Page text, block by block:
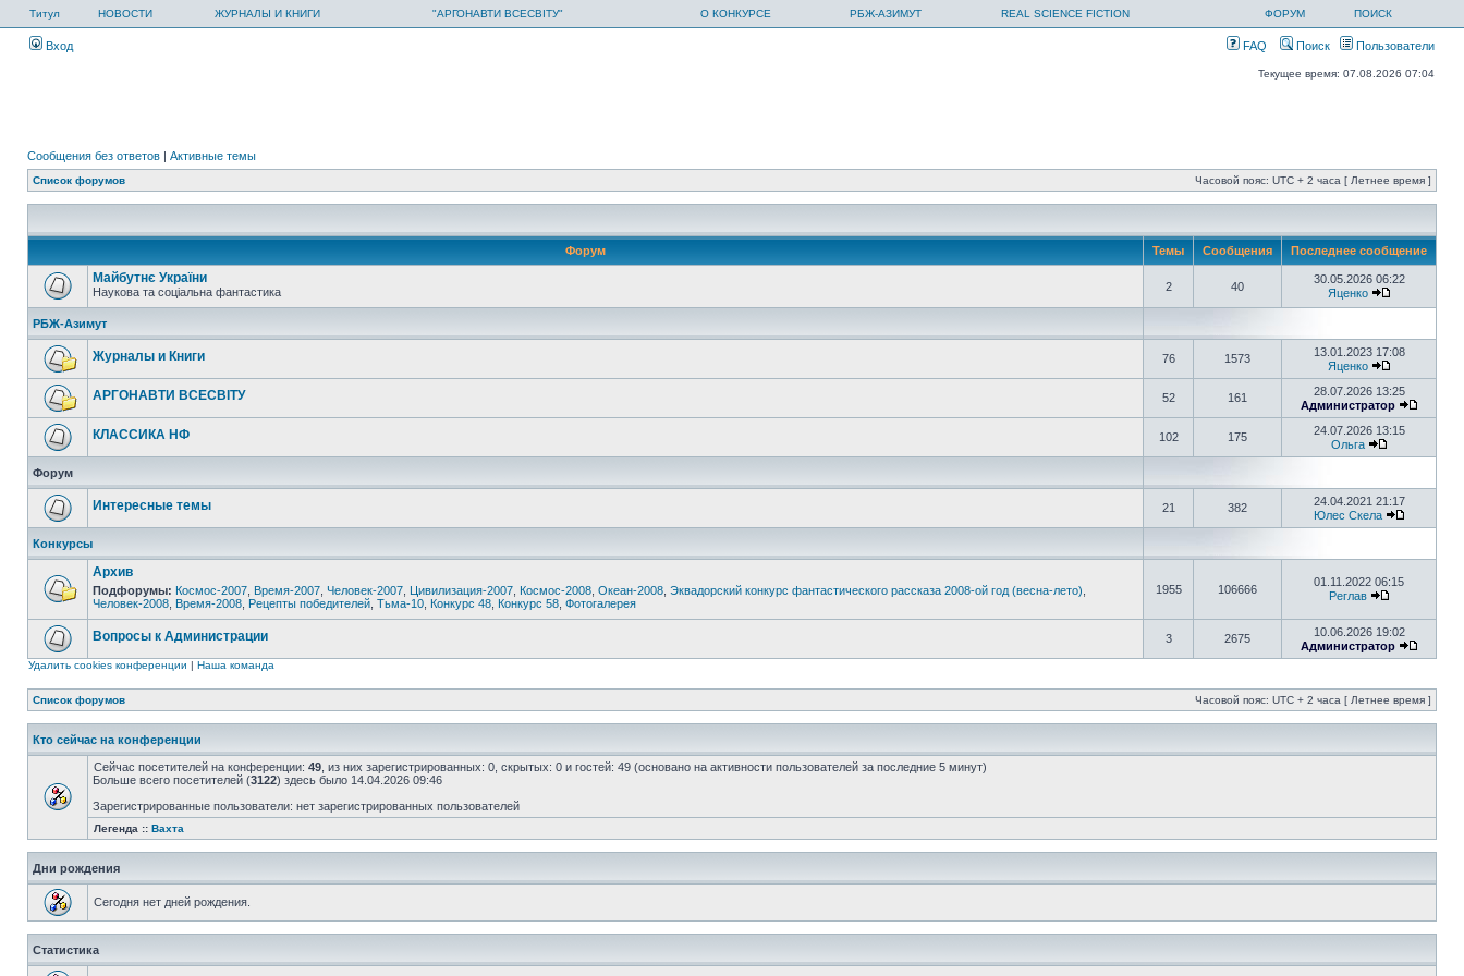
Титул НОВОСТИ ЖУРНАЛЫ И КНИГИ "АРГОНАВТИ ВСЕСВІТУ" О КОНКУРСЕ РБЖ-АЗИМУТ REAL SCIENCE FICTION ФОРУМ ПОИСК
Вход FAQ Поиск Пользователи
Текущее время: 07.08.2026 07:04
Сообщения без ответов | Активные темы
Список форумов Часовой пояс: UTC + 2 часа [ Летнее время ]
Форум Темы Сообщения Последнее сообщение
Майбутнє України
Наукова та соціальна фантастика 2 40
30.05.2026 06:22
Яценко
РБЖ-Азимут
Журналы и Книги 76 1573
13.01.2023 17:08
Яценко
АРГОНАВТИ ВСЕСВIТУ 52 161
28.07.2026 13:25
Администратор
КЛАССИКА НФ 102 175
24.07.2026 13:15
Ольга
Форум
Интересные темы 21 382
24.04.2021 21:17
Юлес Скела
Конкурсы
Архив
Подфорумы: Космос-2007 Время-2007 Человек-2007 Цивилизация-2007 Космос-2008 Океан-2008 Эквадорский конкурс фантастического рассказа 2008-ой год (весна-лето)
Человек-2008 Время-2008 Рецепты победителей Тьма-10 Конкурс 48 Конкурс 58 Фотогалерея
1955 106666
01.11.2022 06:15
Реглав
Вопросы к Администрации 3 2675
10.06.2026 19:02
Администратор
Удалить cookies конференции | Наша команда
Список форумов Часовой пояс: UTC + 2 часа [ Летнее время ]
Кто сейчас на конференции
Сейчас посетителей на конференции: 49 , из них зарегистрированных: 0, скрытых: 0 и гостей: 49 (основано на активности пользователей за последние 5 минут)
Больше всего посетителей (3122) здесь было 14.04.2026 09:46
Зарегистрированные пользователи: нет зарегистрированных пользователей
Легенда :: Вахта
Дни рождения
Сегодня нет дней рождения.
Статистика